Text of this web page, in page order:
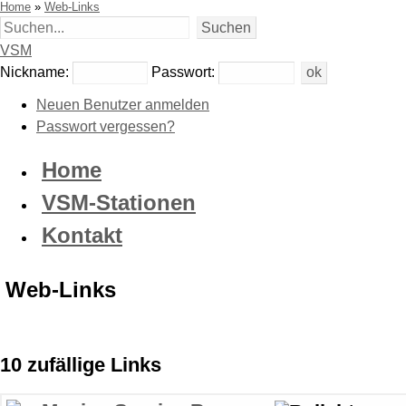
Home » Web-Links
VSM
Nickname:
Passwort:
Neuen Benutzer anmelden
Passwort vergessen?
Home
VSM-Stationen
Kontakt
Web-Links
10 zufällige Links